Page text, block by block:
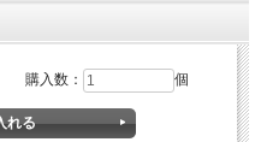
購入数： 個